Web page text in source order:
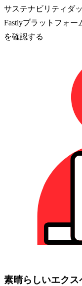
サステナビリティダ
Fastlyプラットフォ
を確認する
素晴らしいエク